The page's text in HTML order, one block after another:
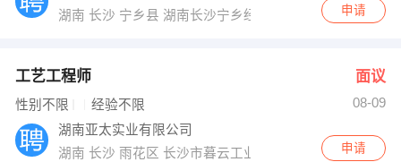
湖南 长沙 宁乡县 湖南长沙宁乡经济技术开发区永佳西路
申请
工艺工程师 面议
性别不限 经验不限
08-09
湖南亚太实业有限公司
湖南 长沙 雨花区 长沙市暮云工业园中意二路595号
申请